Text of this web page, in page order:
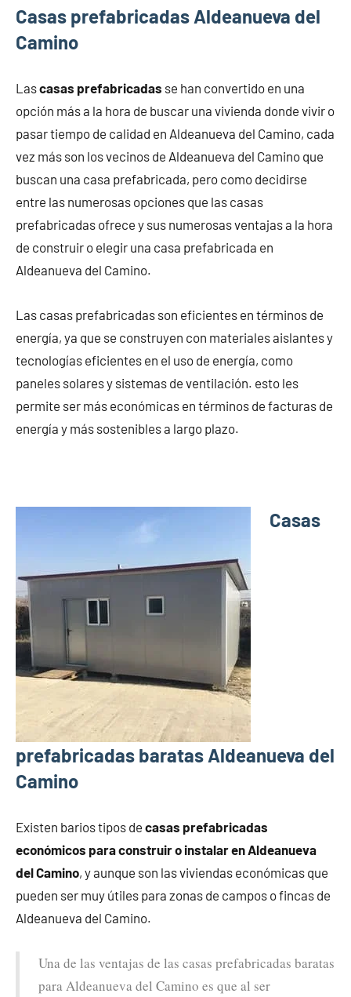
Casas prefabricadas Aldeanueva del
Camino
Lascasas prefabricadas se han convertido en una
opción más a la hora de buscar una vivienda donde vivir o
pasar tiempo de calidad en Aldeanueva del Camino, cada
vez más son los vecinos de Aldeanueva del Camino que
buscan una casa prefabricada, pero como decidirse
entre las numerosas opciones que las casas
prefabricadas ofrece y sus numerosas ventajas a la hora
de construir o elegir una casa prefabricada en
Aldeanueva del Camino.
Las casas prefabricadas son eficientes en términos de
energía, ya que se construyen con materiales aislantes y
tecnologías eficientes en el uso de energía, como
paneles solares y sistemas de ventilación. esto les
permite ser más económicas en términos de facturas de
energía y más sostenibles a largo plazo.
Casas
prefabricadas baratas Aldeanueva del
Camino
Existen barios tipos de casas prefabricadas
económicos para construir o instalar en Aldeanueva
del Camino, y aunque son las viviendas económicas que
pueden ser muy útiles para zonas de campos o fincas de
Aldeanueva del Camino.
Una de las ventajas de las casas prefabricadas baratas
para Aldeanueva del Camino es que al ser